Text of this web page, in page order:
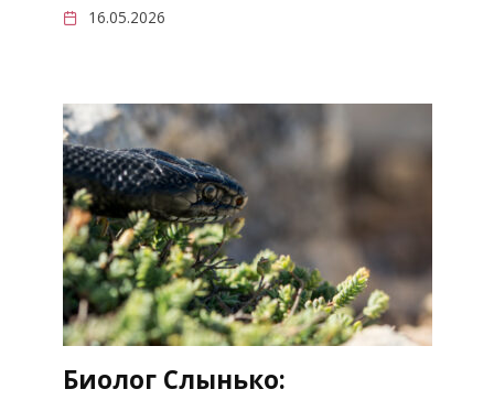
16.05.2026
Биолог Слынько: